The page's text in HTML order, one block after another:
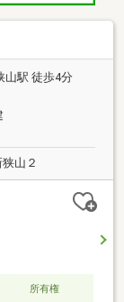
山駅 徒歩4分
山２
所有権